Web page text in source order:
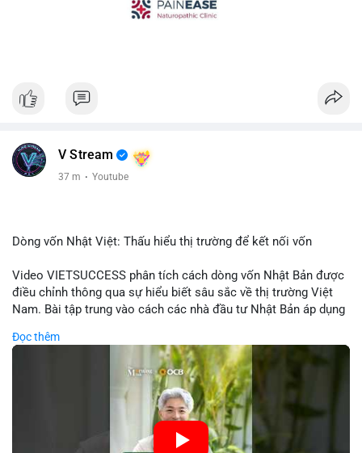
V Stream
37 m · Youtube
Dòng vốn Nhật Việt: Thấu hiểu thị trường để kết nối vốn
Video VIETSUCCESS phân tích cách dòng vốn Nhật Bản được
điều chỉnh thông qua sự hiểu biết sâu sắc về thị trường Việt
Nam. Bài tập trung vào cách các nhà đầu tư Nhật Bản áp dụng
đầu tư trực tiếp vào doanh nghiệp đến việc giao dịch tài chính.
Kết nối này không chỉ tạo cơ hội tăng trưởng cho Việt Nam mà
còn tạo ra động lực cho thị trường crypto địa phương khi các
nhà đầu tư đa quốc gia tìm kiếm cơ hội đa dạng. Các yếu tố
như chính sách tài chính Việt Nam, xu hướng đầu tư ESG, và
ổn định thị trường sẽ ảnh hưởng trực tiếp đến lưu lượng vốn
nhập khẩu từ Nhật Bản. Bài cũng nhấn mạnh vai trò của thông
Đọc thêm